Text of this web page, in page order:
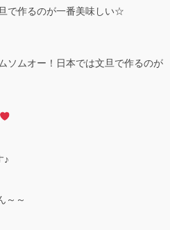
作るのが一番美味しい☆
ムオー！日本では文旦で作るのが
♪
～～